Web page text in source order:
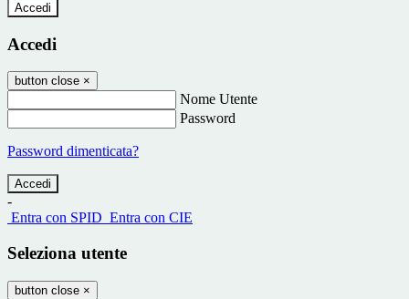
Accedi
Accedi
button close ×
Nome Utente
Password
Password dimenticata?
-
Entra con SPID Entra con CIE
Seleziona utente
button close ×